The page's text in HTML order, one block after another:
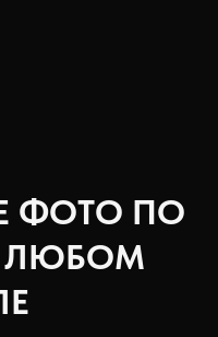
ФОТО ПО
ЛЮБОМ